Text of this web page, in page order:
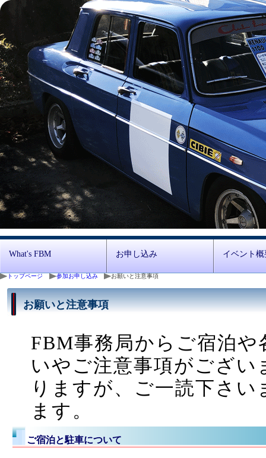
What's FBM お申し込み イベント概
トップページ 参加お申し込み お願いと注意事項
お願いと注意事項
FBM事務局からご宿泊
いやご注意事項がござ
りますが、ご一読下さ
ます。
ご宿泊と駐車について